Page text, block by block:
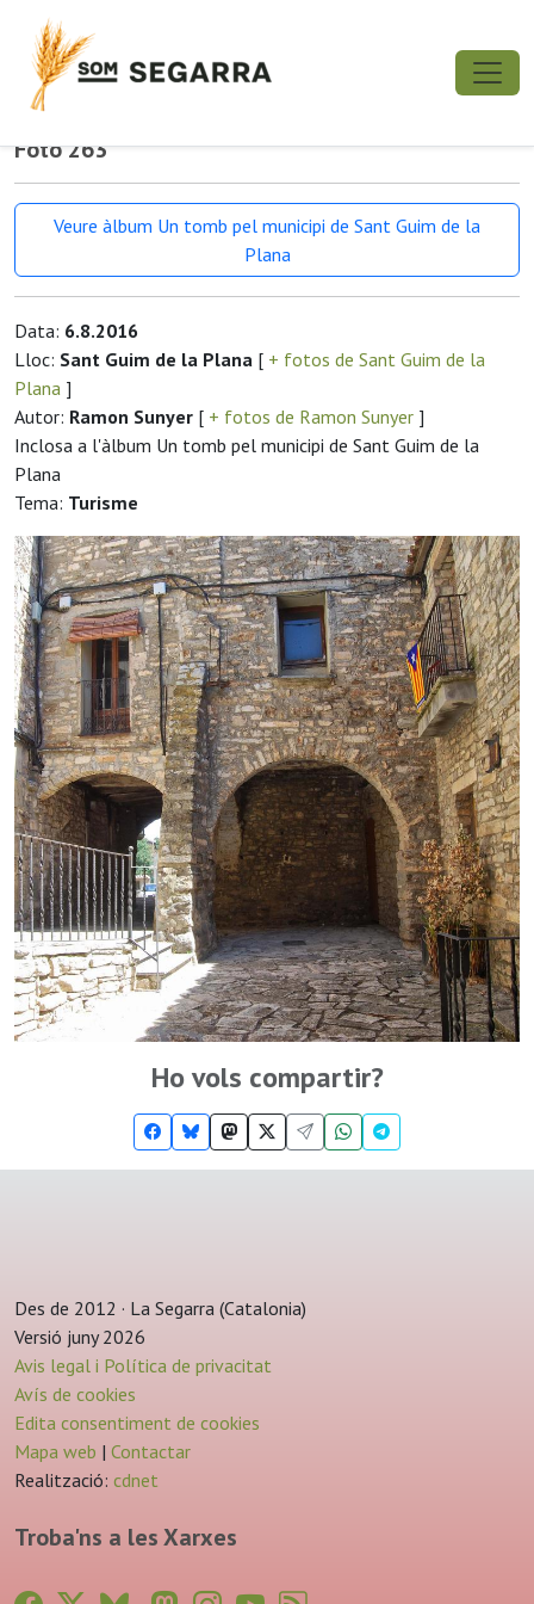
Foto 263
Veure àlbum Un tomb pel municipi de Sant Guim de la
Plana
Data: 6.8.2016
Lloc: Sant Guim de la Plana [ + fotos de Sant Guim de la
Plana ]
Autor: Ramon Sunyer [ + fotos de Ramon Sunyer ]
Inclosa a l'àlbum Un tomb pel municipi de Sant Guim de la
Plana
Tema: Turisme
Ho vols compartir?
Des de 2012 · La Segarra (Catalonia)
Versió juny 2026
Avis legal i Política de privacitat
Avís de cookies
Edita consentiment de cookies
Mapa web | Contactar
Realització: cdnet
Troba'ns a les Xarxes